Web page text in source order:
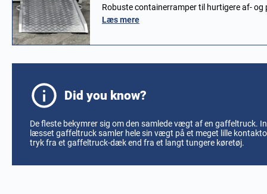
Robuste containerramper til hurtigere af-
Læs mere
Did you know?
De fleste bekymrer sig om den samlede vægt af en gaffeltruck.
læsset gaffeltruck samler hele sin vægt på et meget lille
tryk fra et gaffeltruck-dæk end fra et langt tungere køretøj.